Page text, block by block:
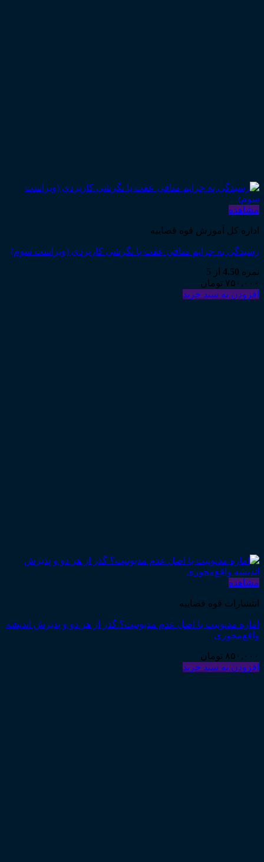
مشاهده
اداره کل آموزش قوه قضاییه
رسیدگی به جرایم منافی عفت با نگرشی کاربردی (ویراست سوم)
نمره 4.50 از 5
۷۵۰,۰۰۰ تومان
افزودن به سبد خرید
مشاهده
انتشارات قوه قضاییه
اماره مدیونیت یا اصل عدم مدیونیت؟ گذر از هر دو و پذیرش اندیشه
واقع‌محوری
۸۵۰,۰۰۰ تومان
افزودن به سبد خرید